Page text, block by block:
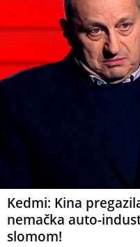
Kedmi: Kina
nemačka auto-
slomom!